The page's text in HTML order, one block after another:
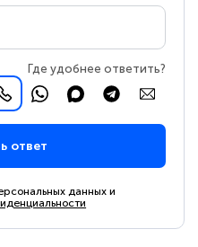
Где удобнее ответить?
ответ
данных и